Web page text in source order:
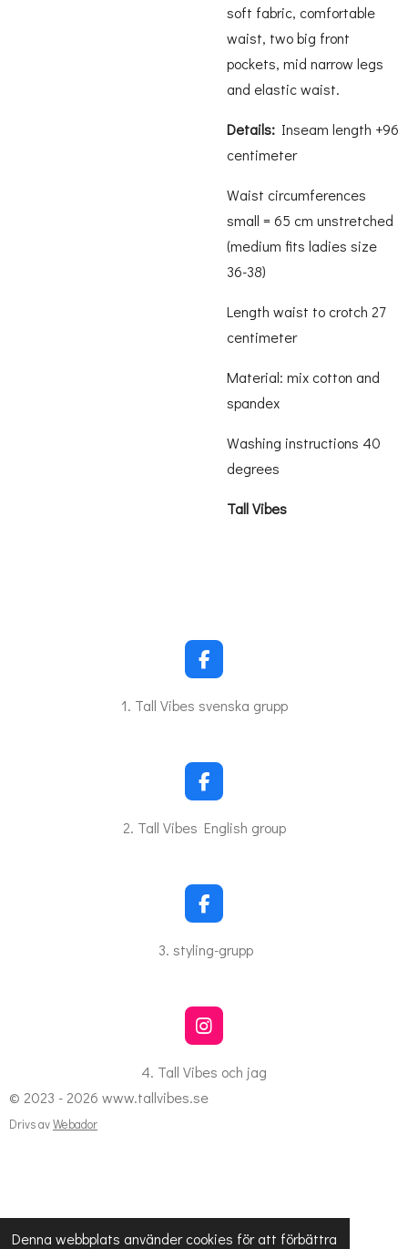
Denna webbplats använder cookies för att förbättra
soft fabric, comfortable
waist, two big front
pockets, mid narrow legs
and elastic waist.
Details: Inseam length +96
centimeter
Waist circumferences
small = 65 cm unstretched
(medium fits ladies size
36-38)
Length waist to crotch 27
centimeter
Material: mix cotton and
spandex
Washing instructions 40
degrees
Tall Vibes
F
a
c
o
k
1. Tall Vibes svenska grupp
F
a
c
o
k
2. Tall Vibes English group
F
a
c
e
o
k
3. styling-grupp
I
n
s
a
4. Tall Vibes och jag
© 2023 - 2026 www.tallvibes.se
Drivs avWebador